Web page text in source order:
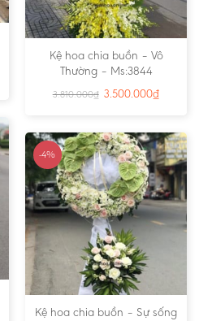
Kệ hoa chia buồn – Vô
Thường – Ms:3844
3.810.000₫ 3.500.000₫
-4%
Kệ hoa chia buồn – Sự sống